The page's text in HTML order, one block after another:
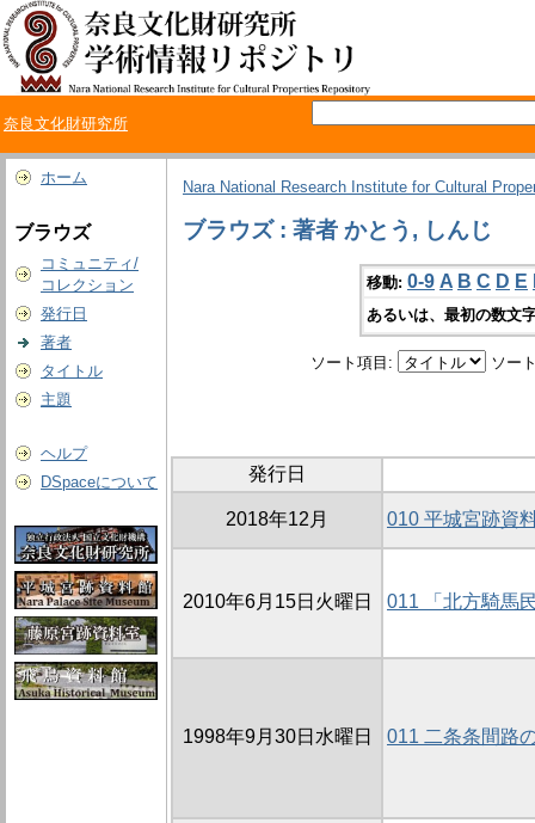
奈良文化財研究所
ホーム
ブラウズ
コミュニティ/
コレクション
発行日
著者
タイトル
主題
ヘルプ
DSpaceについて
Nara National Research Institute for Cultural
ブラウズ : 著者 かとう, しんじ
移動: 0-9 A B C D E
あるいは、最初の数文
ソート項目: ソー
発行日
2018年12月 010 平城宮跡資
2010年6月15日火曜日 011 「北方騎馬
1998年9月30日水曜日 011 二条条間路